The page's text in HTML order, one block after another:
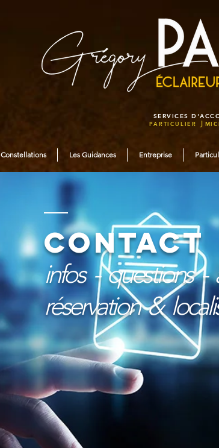
SERVICES
PARTICULIER
Constellations Les Guidances Entreprise
Contact
infos - questions -
réservation &